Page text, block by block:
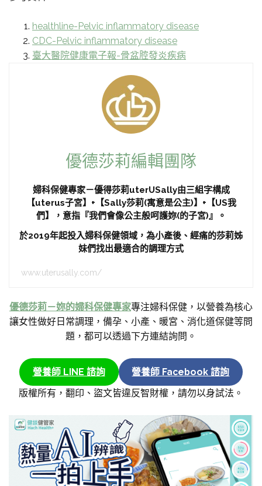
healthline-Pelvic inflammatory disease
CDC-Pelvic inflammatory disease
臺大醫院健康電子報-骨盆腔發炎疾病
優德莎莉編輯團隊
婦科保健專家－優得莎莉uterUSally由三組字構成
【uterus子宮】+【Sally莎莉(寓意是公主)】+【US我
們】，意指『我們會像公主般呵護妳(的子宮)』。
於2019年起投入婦科保健領域，為小產後、經痛的莎莉姊
妹們找出最適合的調理方式
www.uterusally.com/
優德莎莉－妳的婦科保健專家專注婦科保健，以營養為核心
讓女性做好日常調理，備孕、小產、暖宮、消化道保健等問
題，都可以透過下方連結詢問。
營養師 LINE 諮詢
營養師 Facebook 諮詢
版權所有，翻印、盜文皆違反智財權，請勿以身試法。